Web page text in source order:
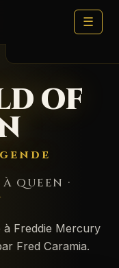
☰
DATES
FAN ZONE
MÉDIAS
MOI
OF
QUEEN ·
à Freddie Mercury
Fred Caramia.